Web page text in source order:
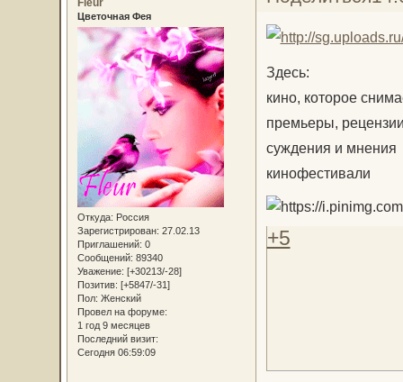
Fleur
Цветочная Фея
Откуда: Россия
Зарегистрирован: 27.02.13
Приглашений: 0
Сообщений: 89340
Уважение: [+30213/-28]
Позитив: [+5847/-31]
Пол: Женский
Провел на форуме:
1 год 9 месяцев
Последний визит:
Сегодня 06:59:09
Здесь:
кино, которое
премьеры,
суждения и мнения
кинофестивали
+5